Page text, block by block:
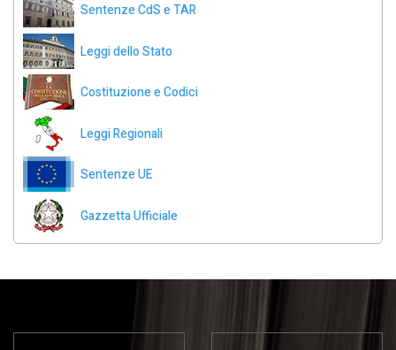
Sentenze CdS e TAR
Leggi dello Stato
Costituzione e Codici
Leggi Regionali
Sentenze UE
Gazzetta Ufficiale